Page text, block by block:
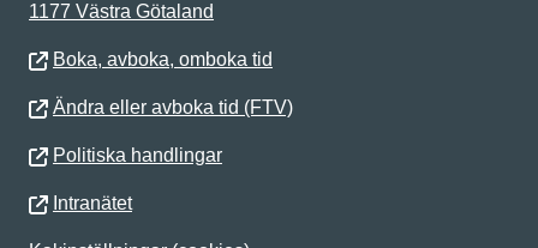
1177 Västra Götaland
Boka, avboka, omboka tid
Ändra eller avboka tid (FTV)
Politiska handlingar
Intranätet